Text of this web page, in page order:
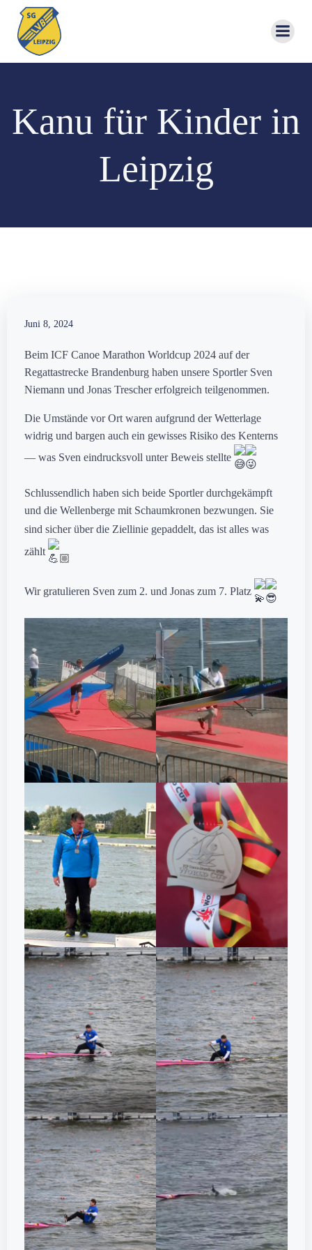
Kanu für Kinder in
Leipzig
Juni 8, 2024
Beim ICF Canoe Marathon Worldcup 2024 auf der
Regattastrecke Brandenburg haben unsere Sportler Sven
Niemann und Jonas Trescher erfolgreich teilgenommen.
Die Umstände vor Ort waren aufgrund der Wetterlage
widrig und bargen auch ein gewisses Risiko des Kenterns
— was Sven eindrucksvoll unter Beweis stellte
Schlussendlich haben sich beide Sportler durchgekämpft
und die Wellenberge mit Schaumkronen bezwungen. Sie
sind sicher über die Ziellinie gepaddelt, das ist alles was
zählt
Wir gratulieren Sven zum 2. und Jonas zum 7. Platz